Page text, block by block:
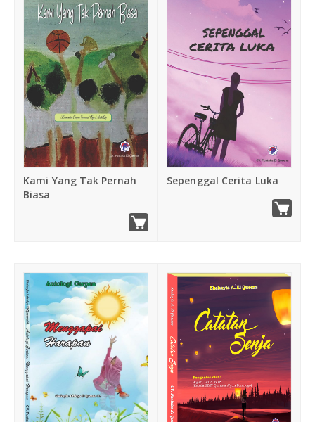
Kami Yang Tak Pernah
Biasa
Sepenggal Cerita Luka